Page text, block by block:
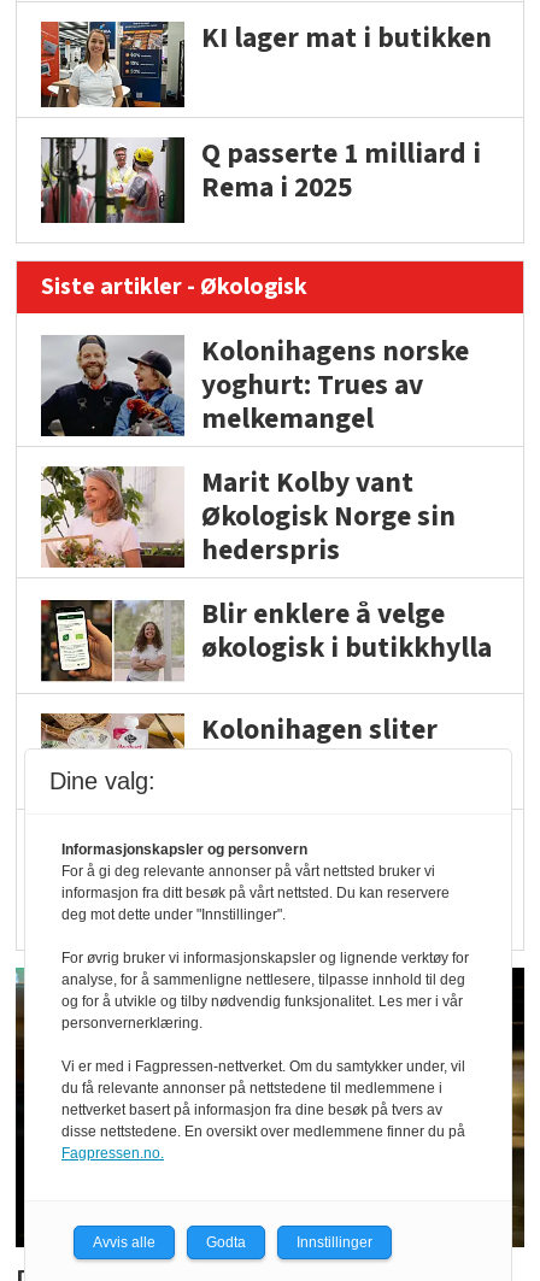
KI lager mat i butikken
Q passerte 1 milliard i
Rema i 2025
Siste artikler - Økologisk
Kolonihagens norske
yoghurt: Trues av
melkemangel
Marit Kolby vant
Økologisk Norge sin
hederspris
Blir enklere å velge
økologisk i butikkhylla
Kolonihagen sliter
med å få tak i nok melk
Rapport: Økokundene
er klare! Er markedet
det?
Dine valg:
Informasjonskapsler og personvern
For å gi deg relevante annonser på vårt nettsted bruker vi
informasjon fra ditt besøk på vårt nettsted. Du kan reservere
deg mot dette under "Innstillinger".
For øvrig bruker vi informasjonskapsler og lignende verktøy for
analyse, for å sammenligne nettlesere, tilpasse innhold til deg
og for å utvikle og tilby nødvendig funksjonalitet. Les mer i vår
personvernerklæring.
Vi er med i Fagpressen-nettverket. Om du samtykker under, vil
du få relevante annonser på nettstedene til medlemmene i
nettverket basert på informasjon fra dine besøk på tvers av
disse nettstedene. En oversikt over medlemmene finner du på
Fagpressen.no.
Avvis alle Godta Innstillinger